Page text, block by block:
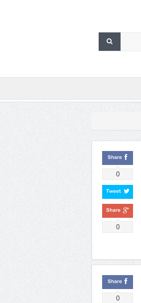
Share
0
Tweet
Share
0
Share
0